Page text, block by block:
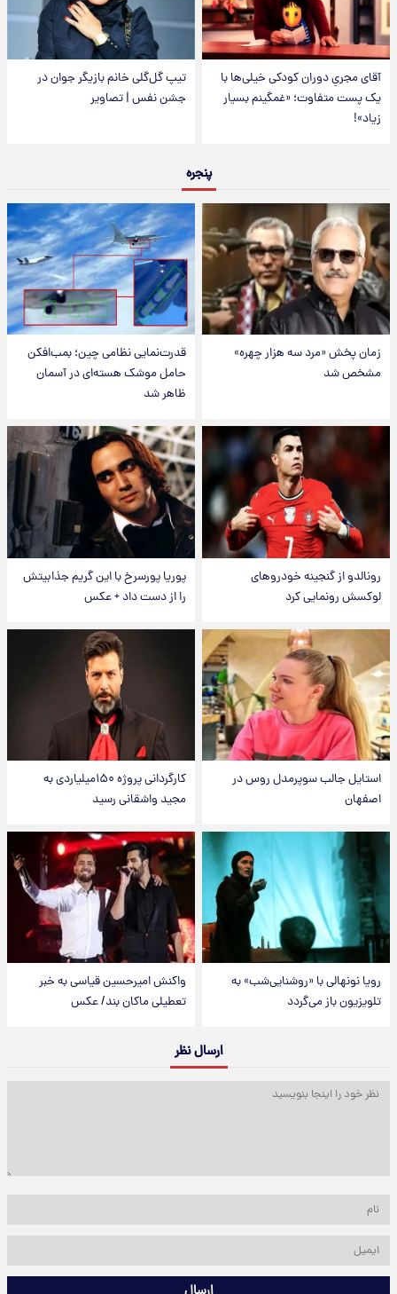
آقای مجریِ دوران کودکی خیلی‌ها با
یک پست متفاوت؛ «غمگینم بسیار
زیاد»!
تیپ گل‌گلی خانم بازیگر جوان در
جشن نفس | تصاویر
پنجره
زمان پخش «مرد سه هزار چهره»
مشخص شد
قدرت‌نمایی نظامی چین؛ بمب‌افکن
حامل موشک هسته‌ای در آسمان
ظاهر شد
رونالدو از گنجینه خودروهای
لوکسش رونمایی کرد
پوریا پورسرخ با این گریم جذابیتش
را از دست داد + عکس
استایل جالب سوپرمدل روس در
اصفهان
کارگردانی پروژه ۱۵۰میلیاردی به
مجید واشقانی رسید
رویا نونهالی با «روشنایی‌شب» به
تلویزیون باز می‌گردد
واکنش امیرحسین قیاسی به خبر
تعطیلی ماکان بند/ عکس
ارسال نظر